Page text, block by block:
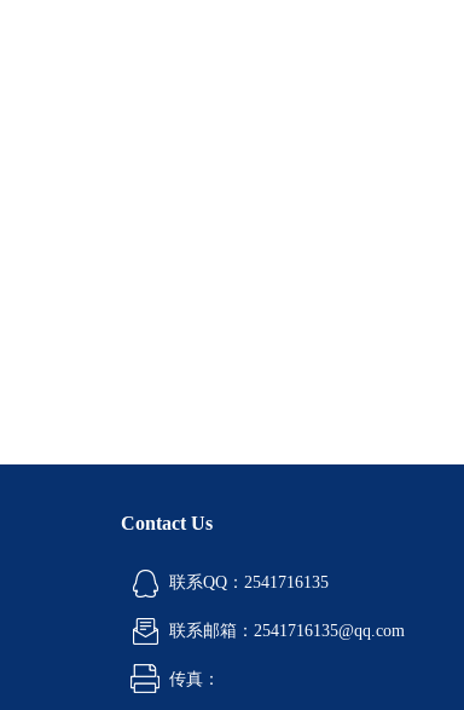
Contact Us
联系QQ：2541716135
联系邮箱：2541716135@qq.com
传真：